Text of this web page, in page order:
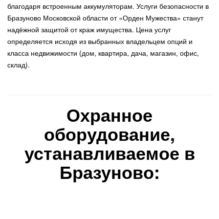
благодаря встроенным аккумуляторам. Услуги безопасности в
Бразуново Московской области от «Орден Мужества» станут
надёжной защитой от краж имущества. Цена услуг
определяется исходя из выбранных владельцем опций и
класса недвижимости (дом, квартира, дача, магазин, офис,
склад).
Охранное
оборудование,
устанавливаемое в
Бразуново: